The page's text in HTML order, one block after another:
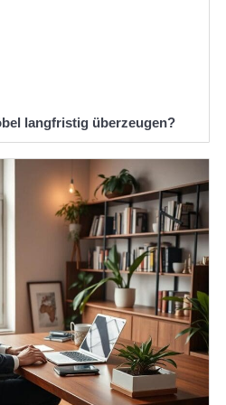
langfristig überzeugen?